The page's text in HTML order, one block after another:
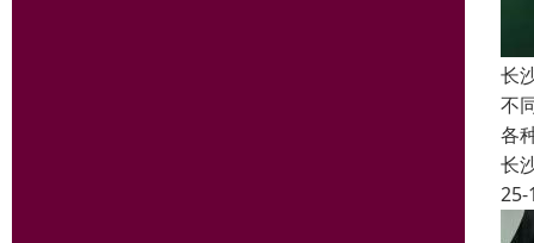
长
不
各
长
25-